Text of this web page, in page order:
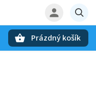
Prázdný košík